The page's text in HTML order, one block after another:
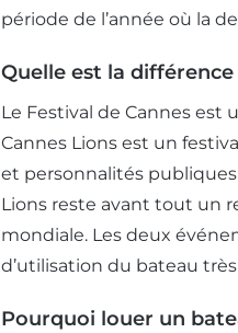
période de l’année où la
Quelle est la
Le Festival de Cannes
Cannes Lions est un
et personnalités
Lions reste avant tout un
mondiale. Les deux
d’utilisation du bateau
Pourquoi louer un